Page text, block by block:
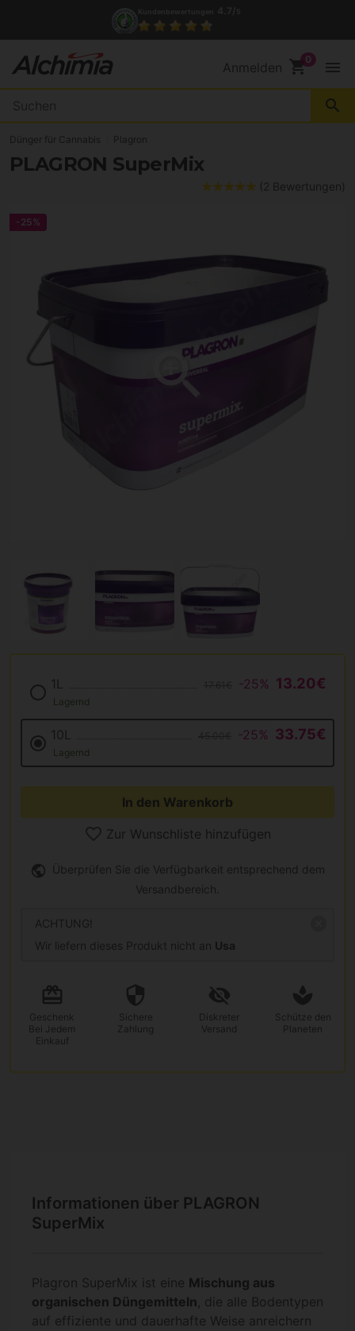
(+34) 972 527 248
Anmelden shopping_cart menu
search
Dünger für Cannabis Plagron
PLAGRON SuperMix
(2 Bewertungen)
-25%
1L -25% 13.20€
Lagernd
10L -25% 33.75€
Lagernd
In den Warenkorb
Zur Wunschliste hinzufügen
Überprüfen Sie die Verfügbarkeit entsprechend dem
Versandbereich.
ACHTUNG!
Wir liefern dieses Produkt nicht an Usa
Geschenk
Bei Jedem
Einkauf
Sichere
Zahlung
Diskreter
Versand
Schütze den
Planeten
Informationen über PLAGRON
SuperMix
Plagron SuperMix ist eine Mischung aus
organischen Düngemitteln, die alle Bodentypen
auf effiziente und dauerhafte Weise anreichern